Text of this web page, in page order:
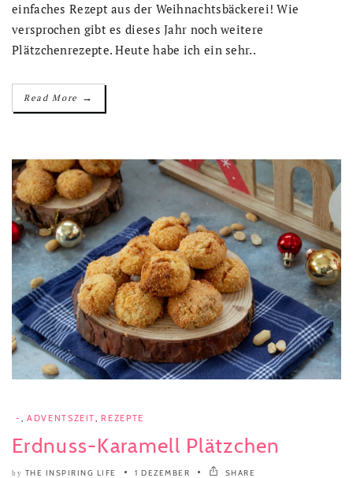
einfaches Rezept aus der Weihnachtsbäckerei! Wie
versprochen gibt es dieses Jahr noch weitere
Plätzchenrezepte. Heute habe ich ein sehr..
Read More →
- ADVENTSZEIT REZEPTE
Erdnuss-Karamell Plätzchen
by THE INSPIRING LIFE 1 DEZEMBER SHARE